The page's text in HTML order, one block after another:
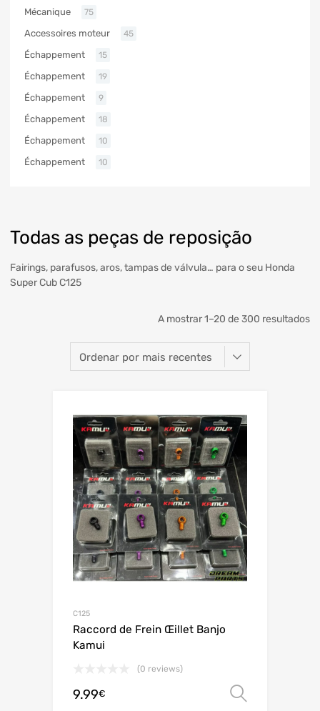
Todas as peças de reposição
Fairings, parafusos, aros, tampas de válvula… para o seu Honda
Super Cub C125
A mostrar 1–20 de 300 resultados
C125
Raccord de Frein Œillet Banjo
Kamui
(0 reviews)
9.99€
Mécanique 75
Accessoires moteur 45
Échappement 15
Échappement 19
Échappement 9
Échappement 18
Échappement 10
Échappement 10